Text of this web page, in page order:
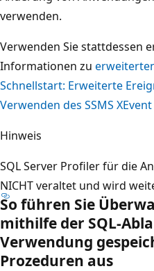
verwenden.
Verwenden Sie stattdessen
Informationen zu
Schnellstart: Erweiterte
Verwenden des SSMS
Hinweis
SQL Server Profiler für die
NICHT veraltet und wird
So führen Sie
mithilfe der SQL-
Verwendung
Prozeduren aus